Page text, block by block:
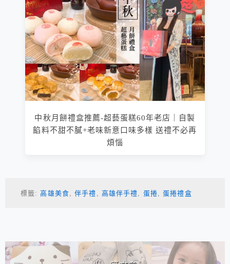
中秋月餅禮盒推薦-超藝蛋糕60年老店｜自製
餡料不甜不膩+老味新意口味多樣 送禮不必再
煩惱
標籤:高雄美食 ,伴手禮 高雄伴手禮 蛋捲 ,蛋捲禮盒
相連文章